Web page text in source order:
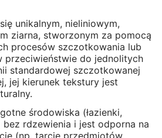
unikalnym, nieliniowym,
ziarna, stworzonym za pomocą
procesów szczotkowania lub
do jednolitych
standardowej szczotkowanej
jej kierunek tekstury jest
środowiska (łazienki,
bez rdzewienia i jest odporna na
(np. tarcie przedmiotów,